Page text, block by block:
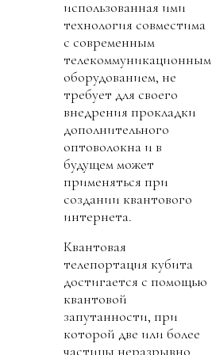
использованная ими
технология совместима
с современным
телекоммуникационным
оборудованием, не
требует для своего
внедрения прокладки
дополнительного
оптоволокна и в
будущем может
применяться при
создании квантового
интернета.
Квантовая
телепортация кубита
достигается с помощью
квантовой
запутанности, при
которой две или более
частицы неразрывно